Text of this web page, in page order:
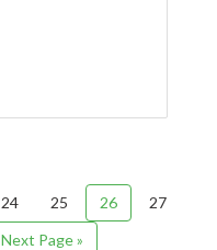
24 25 26
27
Next Page »